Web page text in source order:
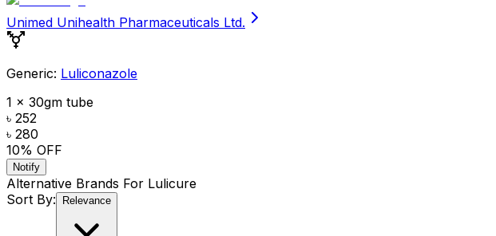
Unimed Unihealth Pharmaceuticals Ltd.
Generic: Luliconazole
1 x 30gm tube
৳ 252
৳ 280
10% OFF
Notify
Alternative Brands For Lulicure
Sort By:
Relevance